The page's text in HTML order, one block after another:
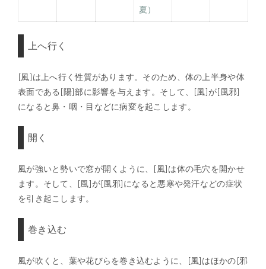
夏）
上へ行く
[風]は上へ行く性質があります。そのため、体の上半身や体
表面である[陽]部に影響を与えます。そして、[風]が[風邪]
になると鼻・咽・目などに病変を起こします。
開く
風が強いと勢いで窓が開くように、[風]は体の毛穴を開かせ
ます。そして、[風]が[風邪]になると悪寒や発汗などの症状
を引き起こします。
巻き込む
風が吹くと、葉や花びらを巻き込むように、[風]はほかの[邪